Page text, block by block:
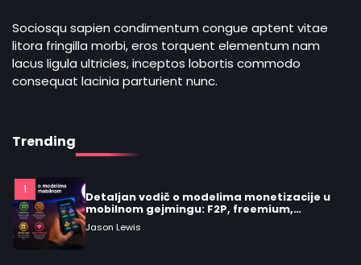
Sociosqu sapien condimentum congue aptent vitae
litora fringilla morbi, eros torquent elementum nam
lacus ligula ultricies, inceptos lobortis commodo
consequat lacinia parturient nunc.
Trending
Jason Lewis
5
Praktičan vodič: šta su mešoviti (hybrid)
mobilnom gejmingu: F2P, freemium,
premium, oglasi, battle pass i
mikrotransakcije
Jason Lewis